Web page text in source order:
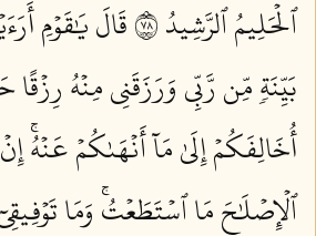
ٱلۡحَلِيمُ ٱلرَّشِيدُ ٨٧
قَالَ يَٰقَوۡمِ
بَيِّنَةٖ مِّن رَّبِّي وَرَزَقَنِي مِنۡهُ رِزۡقًا
أُخَالِفَكُمۡ إِلَىٰ مَآ أَنۡهَىٰكُمۡ عَنۡهُۚ
ٱلۡإِصۡلَٰحَ مَا ٱسۡتَطَعۡتُۚ وَمَا تَوۡفِيقِيٓ